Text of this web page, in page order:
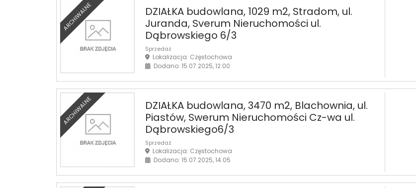
ARCHIWALNE
DZIAŁKA budowlana, 1029 m2, Stradom, ul.
Juranda, Sverum Nieruchomości ul.
Dąbrowskiego 6/3
Sprzedaż
Lokalizacja: Częstochowa
Dodano: 15.07.2025, 12:00
ARCHIWALNE
DZIAŁKA budowlana, 3470 m2, Blachownia, ul.
Piastów, Swerum Nieruchomości Cz-wa ul.
Dąbrowskiego6/3
Sprzedaż
Lokalizacja: Częstochowa
Dodano: 15.07.2025, 14:05